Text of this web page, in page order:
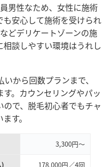
男性なため、女性に施術
も安心して施術を受けられ
どデリケートゾーンの施
談しやすい環境はうれし
から回数プランまで、
。カウンセリングやパッ
で、脱毛初心者でもチャ
す。
3,300円〜
178,000円／4回